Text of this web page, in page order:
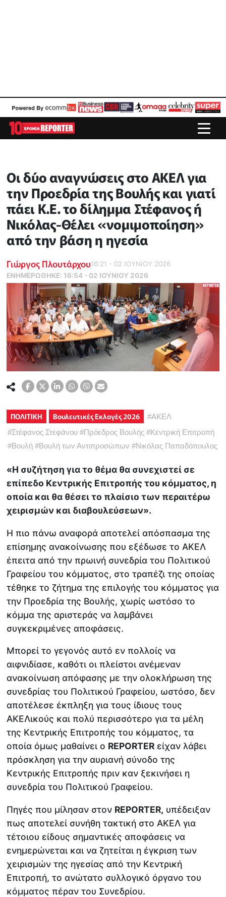
Οι δύο αναγνώσεις στο ΑΚΕΛ για
την Προεδρία της Βουλής και γιατί
πάει Κ.Ε. το δίλημμα Στέφανος ή
Νικόλας-Θέλει «νομιμοποίηση»
από την βάση η ηγεσία
Γιώργος Πλουτάρχου16:21 - 02 ΙΟΥΝΙΟΥ 2026
ΕΝΗΜΕΡΏΘΗΚΕ: 16:54 - 02 ΙΟΥΝΙΟΥ 2026
ΠΟΛΙΤΙΚΗ Βουλευτικές Εκλογές 2026 #ΑΚΕΛ
#Στέφανος Στεφάνου #Πρόεδρος Βουλής #Κεντρική Επιτροπή
#Βουλή #Βουλή των Αντιπροσώπων #Νικόλας Παπαδόπουλος
«Η συζήτηση για το θέμα θα συνεχιστεί σε
επίπεδο Κεντρικής Επιτροπής του κόμματος, η
οποία και θα θέσει το πλαίσιο των περαιτέρω
χειρισμών και διαβουλεύσεων».
Η πιο πάνω αναφορά αποτελεί απόσπασμα της
επίσημης ανακοίνωσης που εξέδωσε το ΑΚΕΛ
έπειτα από την πρωινή συνεδρία του Πολιτικού
Γραφείου του κόμματος, στο τραπέζι της οποίας
τέθηκε το ζήτημα της επιλογής του κόμματος για
την Προεδρία της Βουλής, χωρίς ωστόσο το
κόμμα της αριστεράς να λαμβάνει
συγκεκριμένες αποφάσεις.
Μπορεί το γεγονός αυτό εν πολλοίς να
αιφνιδίασε, καθότι οι πλείστοι ανέμεναν
ανακοίνωση απόφασης με την ολοκλήρωση της
συνεδρίας του Πολιτικού Γραφείου, ωστόσο, δεν
αποτέλεσε έκπληξη για τους ίδιους τους
ΑΚΕΛικούς και πολύ περισσότερο για τα μέλη
της Κεντρικής Επιτροπής του κόμματος, τα
οποία όμως μαθαίνει ο REPORTER είχαν λάβει
πρόσκληση για την αυριανή σύνοδο της
Κεντρικής Επιτροπής πριν καν ξεκινήσει η
συνεδρία του Πολιτικού Γραφείου.
Πηγές που μίλησαν στον REPORTER, υπέδειξαν
πως αποτελεί συνήθη τακτική στο ΑΚΕΛ για
τέτοιου είδους σημαντικές αποφάσεις να
ενημερώνεται και να ζητείται η έγκριση των
χειρισμών της ηγεσίας από την Κεντρική
Επιτροπή, το ανώτατο συλλογικό όργανο του
κόμματος πέραν του Συνεδρίου.